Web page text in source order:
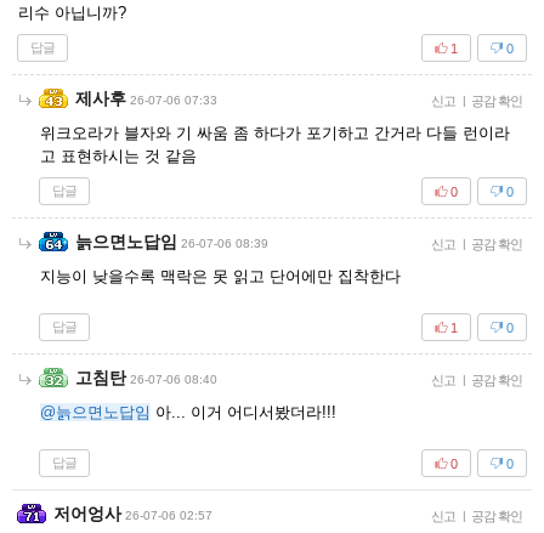
리수 아닙니까?
답글 0
1
제사후 26-07-06 07:33 신고 | 공감 확인
위크오라가 블자와 기 싸움 좀 하다가 포기하고 간거라 다들 런이라
고 표현하시는 것 같음
답글 0
0
늙으면노답임 26-07-06 08:39 신고 | 공감 확인
지능이 낮을수록 맥락은 못 읽고 단어에만 집착한다
답글 0
1
고침탄 26-07-06 08:40 신고 | 공감 확인
@늙으면노답임 아... 이거 어디서봤더라!!!
답글 0
0
저어엉사 26-07-06 02:57 신고 | 공감 확인